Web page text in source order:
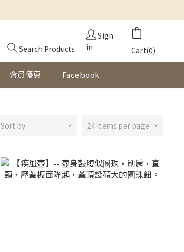
Search Products
Sign
in
Cart(0)
會員優惠 Facebook
Sort by 24 Items per page